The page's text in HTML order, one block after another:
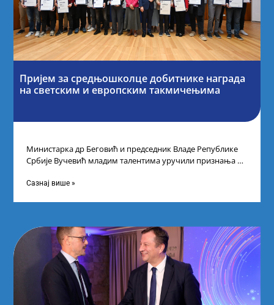
Пријем за средњошколце добитнике награда
на светским и европским такмичењима
Министарка др Беговић и председник Владе Републике
Србије Вучевић младим талентима уручили признања У
Сазнај више »